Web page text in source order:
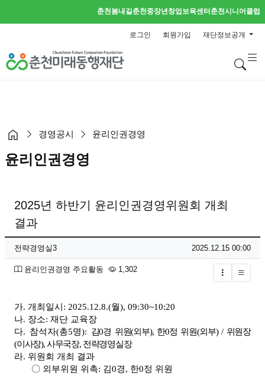
춘천봄내길춘천중장년창업보육센터 춘천시니어클럽
로그인 회원가입 재단정보공개
검
경영공시 윤리인권경영
윤리인권경영
2025년 하반기 윤리인권경영위원회 개최
결과
페이지 정보
작성자
전략경영실3 작성일
2025.12.15 00:00
분류
윤리인권경영 주요활동 1,302조회
글버튼
본문
가. 개최일시: 2025.12.8.(월), 09:30~10:20
나. 장소: 재단 교육장
다. 참석자(총5명): 김0경 위원(외부), 한0정 위원(외부) / 위원장
(이사장), 사무국장, 전략경영실장
라. 위원회 개최 결과
〇 외부위원 위촉: 김0경, 한0정 위원